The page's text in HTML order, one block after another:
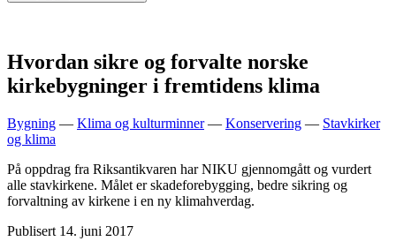
Hvordan sikre og forvalte norske
kirkebygninger i fremtidens klima
Bygning — Klima og kulturminner — Konservering — Stavkirker
og klima
På oppdrag fra Riksantikvaren har NIKU gjennomgått og vurdert
alle stavkirkene. Målet er skadeforebygging, bedre sikring og
forvaltning av kirkene i en ny klimahverdag.
Publisert 14. juni 2017